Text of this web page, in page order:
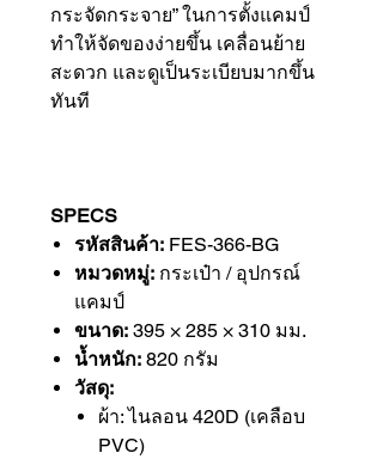
กระจัดกระจาย” ในการตั้งแคมป์
ทำให้จัดของง่ายขึ้น เคลื่อนย้าย
สะดวก และดูเป็นระเบียบมากขึ้น
ทันที
SPECS
รหัสสินค้า: FES-366-BG
หมวดหมู่: กระเป๋า / อุปกรณ์
แคมป์
ขนาด: 395 × 285 × 310 มม.
น้ำหนัก: 820 กรัม
วัสดุ:
ผ้า: ไนลอน 420D (เคลือบ
PVC)